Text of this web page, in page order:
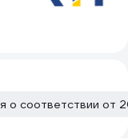
о соответствии от